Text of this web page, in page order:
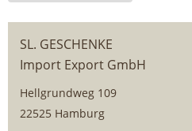
SL. GESCHENKE
Import Export GmbH
Hellgrundweg 109
22525 Hamburg